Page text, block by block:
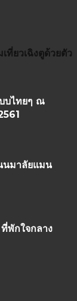
เที่ยวเฉิงตูด้วยตัว
บไทยๆ ณ
นมาลัยแมน
พักใจกลาง